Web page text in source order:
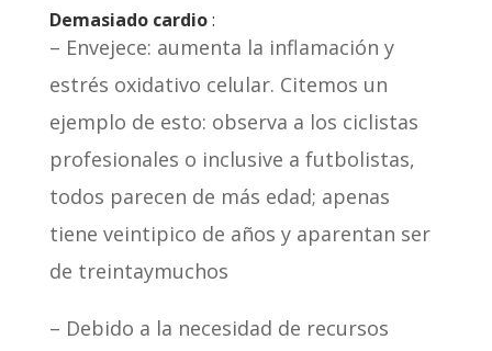
Demasiado cardio:
– Envejece: aumenta la inflamación y
estrés oxidativo celular. Citemos un
ejemplo de esto: observa a los ciclistas
profesionales o inclusive a futbolistas,
todos parecen de más edad; apenas
tiene veintipico de años y aparentan ser
de treintaymuchos
– Debido a la necesidad de recursos